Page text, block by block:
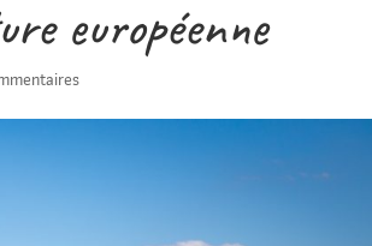
européenne